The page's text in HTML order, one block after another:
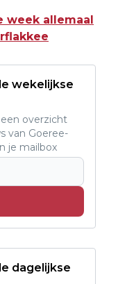
week allemaal
wekelijkse
overzicht
van Goeree-
je mailbox
dagelijkse